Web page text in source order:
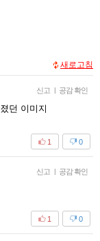
새로고침
신고 | 공감 확인
던 이미지
0
1
신고 | 공감 확인
0
1